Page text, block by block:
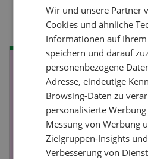
Raufutter aus
NOV
-
JAN
28
Wir und unsere Partner
Cookies und ähnliche
Informationen auf Ihrem
speichern und darauf
personenbezogene
Adresse, eindeutige
Browsing-Daten zu
personalisierte
Messung von Werbung
Zielgruppen-Insights
Verbesserung von